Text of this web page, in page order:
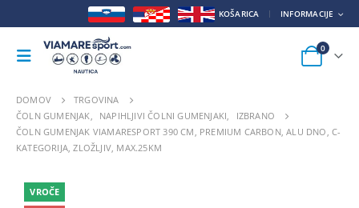
KOŠARICA INFORMACIJE
0
DOMOV
TRGOVINA
ČOLN GUMENJAK, NAPIHLJIVI ČOLNI GUMENJAKI,
IZBRANO
ČOLN GUMENJAK VIAMARESPORT 390 CM, PREMIUM CARBON, ALU DNO, C-
KATEGORIJA, ZLOŽLJIV, MAX.25KM
VROČE